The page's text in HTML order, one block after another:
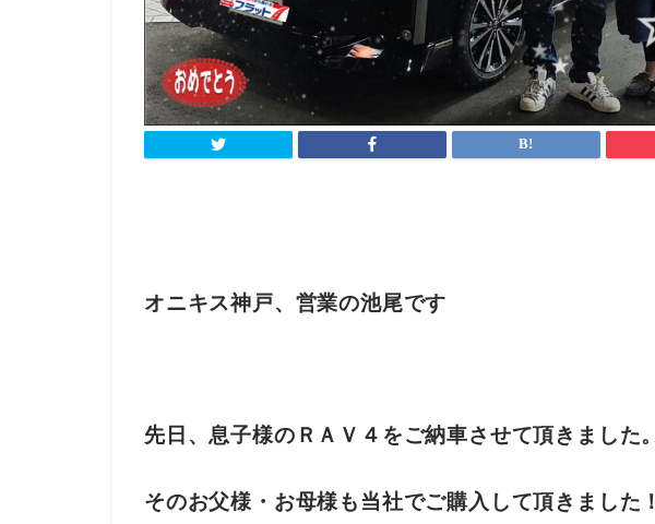
オニキス神戸、営業の池尾です
先日、息子様のＲＡＶ４をご納車させて頂きました。
そのお父様・お母様も当社でご購入して頂きました！